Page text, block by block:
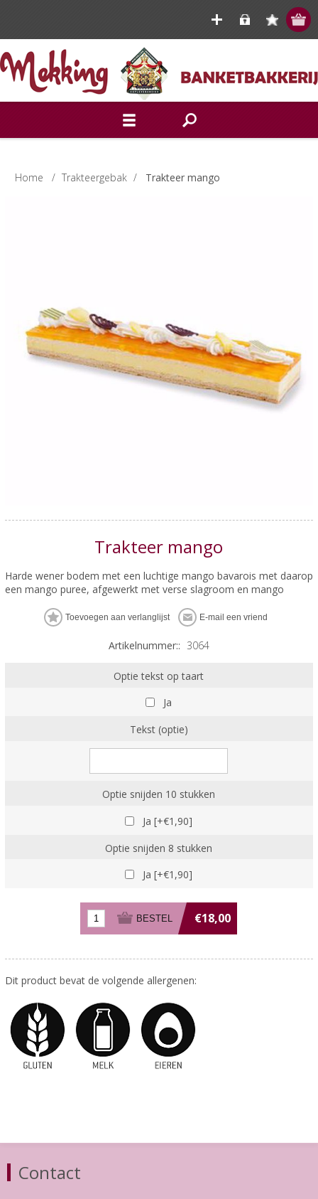
Home / Trakteergebak / Trakteer mango
Trakteer mango
Harde wener bodem met een luchtige mango bavarois met daarop
een mango puree, afgewerkt met verse slagroom en mango
Artikelnummer:: 3064
Optie tekst op taart
Ja
Tekst (optie)
Optie snijden 10 stukken
Ja [+€1,90]
Optie snijden 8 stukken
Ja [+€1,90]
€18,00
Dit product bevat de volgende allergenen:
Contact